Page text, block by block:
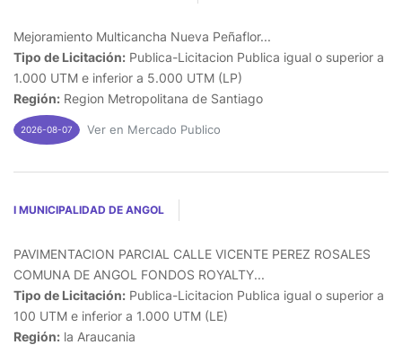
Mejoramiento Multicancha Nueva Peñaflor...
Tipo de Licitación: Publica-Licitacion Publica igual o superior a
1.000 UTM e inferior a 5.000 UTM (LP)
Región: Region Metropolitana de Santiago
2026-08-07 Ver en Mercado Publico
I MUNICIPALIDAD DE ANGOL
PAVIMENTACION PARCIAL CALLE VICENTE PEREZ ROSALES
COMUNA DE ANGOL FONDOS ROYALTY...
Tipo de Licitación: Publica-Licitacion Publica igual o superior a
100 UTM e inferior a 1.000 UTM (LE)
Región: la Araucania